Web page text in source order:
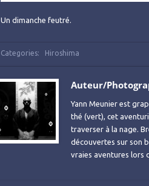
Un dimanche feutré.
Categories: Hiroshima
Auteur/
Yann Meunier est
thé (vert), cet
traverser à la nage.
découvertes sur son
vraies aventures lors